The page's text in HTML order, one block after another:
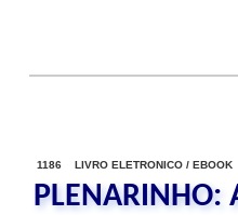
1186 LIVRO ELETRONICO / EBOOK
PLENARINHO: